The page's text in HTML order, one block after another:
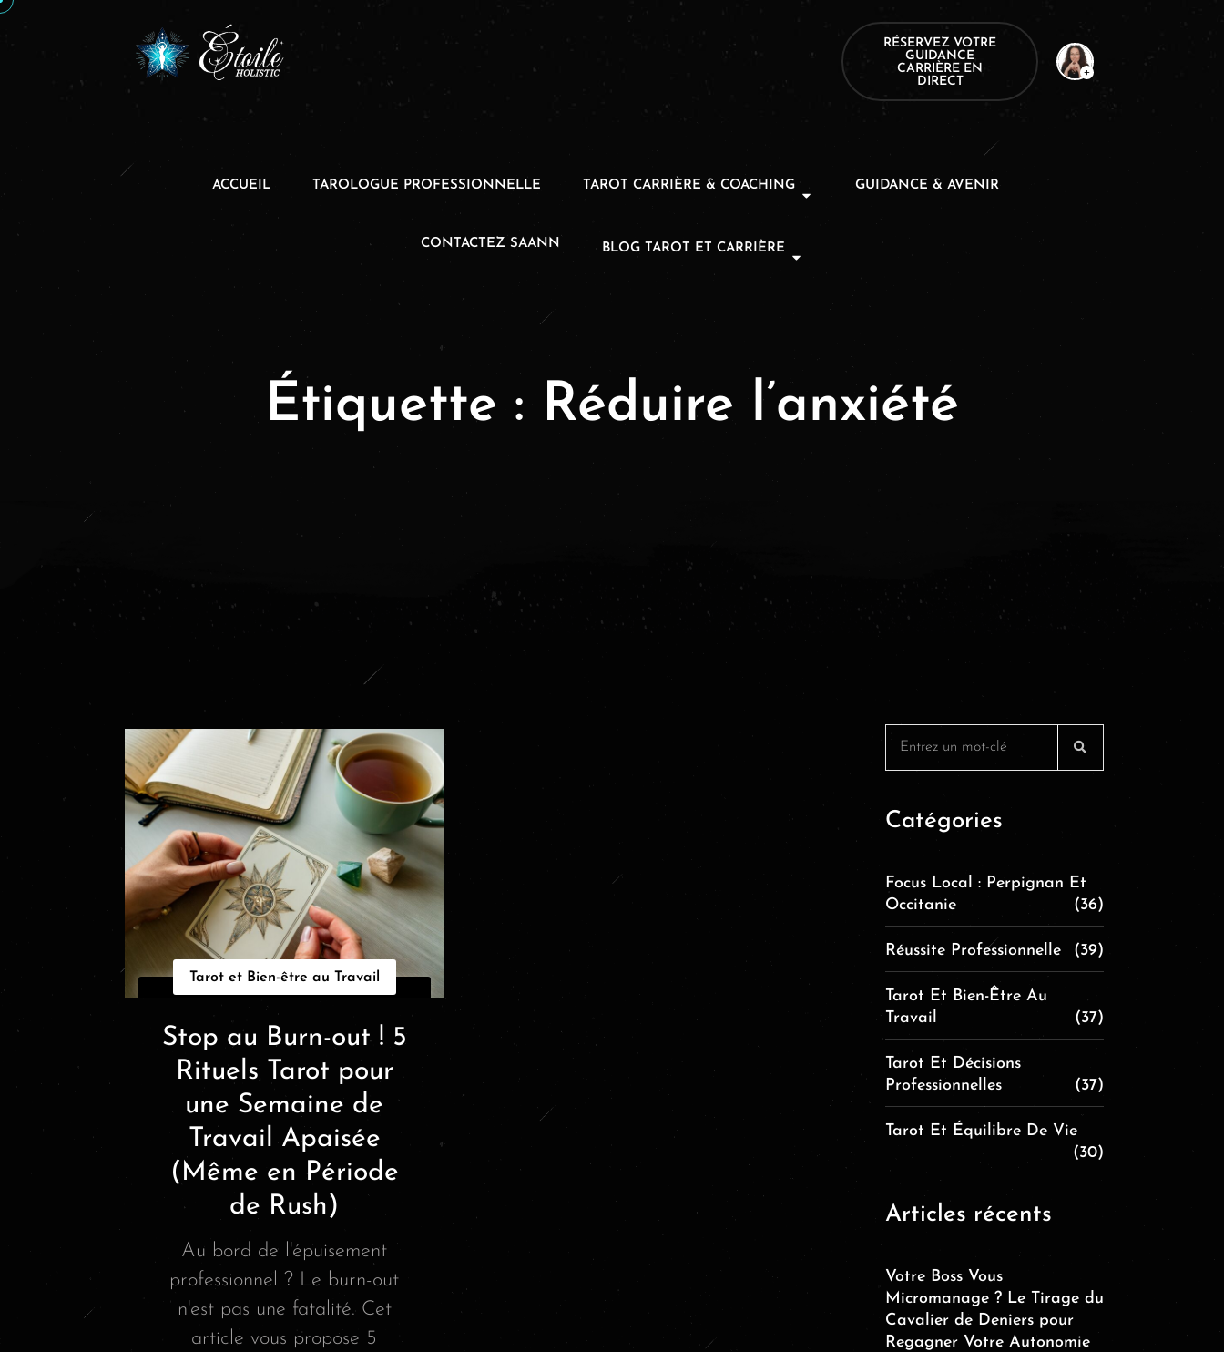
RÉSERVEZ VOTRE
GUIDANCE
CARRIÈRE EN
DIRECT
ACCUEIL TAROLOGUE PROFESSIONNELLE TAROT CARRIÈRE & COACHING GUIDANCE & AVENIR
CONTACTEZ SAANN BLOG TAROT ET CARRIÈRE
Étiquette : Réduire l’anxiété
Tarot et Bien-être au Travail
Stop au Burn-out ! 5
Rituels Tarot pour
une Semaine de
Travail Apaisée
(Même en Période
de Rush)
Au bord de l'épuisement
professionnel ? Le burn-out
n'est pas une fatalité. Cet
article vous propose 5
Catégories
Focus Local : Perpignan Et
Occitanie
(36)
Réussite Professionnelle (39)
Tarot Et Bien-Être Au
Travail
(37)
Tarot Et Décisions
Professionnelles
(37)
Tarot Et Équilibre De Vie
(30)
Articles récents
Votre Boss Vous
Micromanage ? Le Tirage du
Cavalier de Deniers pour
Regagner Votre Autonomie